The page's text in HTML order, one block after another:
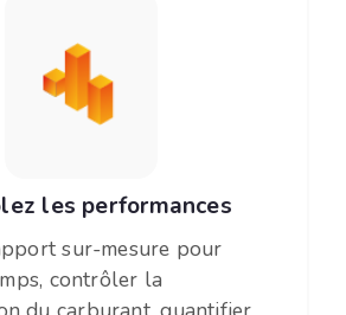
les performances
sur-mesure pour
contrôler la